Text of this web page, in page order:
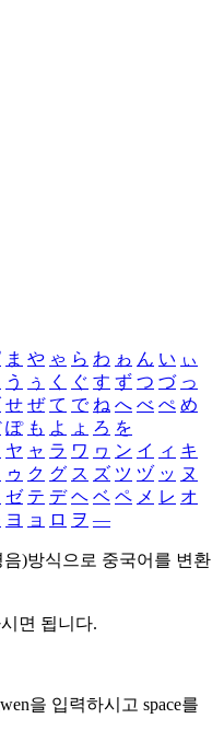
ま や ゃ ら わ ゎ ん い ぃ
う ぅ く ぐ す ず つ づ っ
せ ぜ て で ね へ べ ぺ め
ぽ も よ ょ ろ を
ヤ ャ ラ ワ ヮ ン イ ィ キ
ゥ ク グ ス ズ ツ ヅ ッ ヌ
ゼ テ デ ヘ ベ ペ メ レ オ
ヨ ョ ロ ヲ ―
음)방식으로 중국어를 변환
면 됩니다.
을 입력하시고 space를